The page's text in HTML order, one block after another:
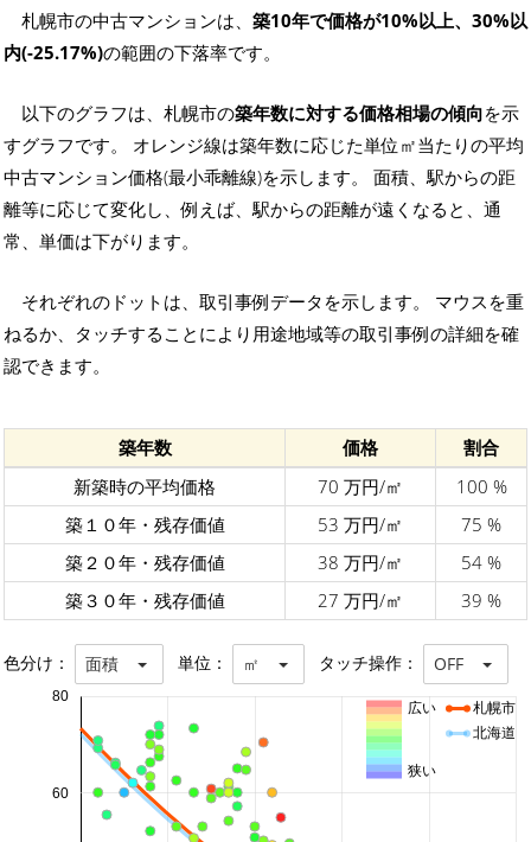
札幌市の中古マンションは、 築10年で価格が10%以上、30%以
内(-25.17%)の範囲の下落率です。
以下のグラフは、札幌市の築年数に対する価格相場の傾向を示
すグラフです。 オレンジ線は築年数に応じた単位㎡当たりの平均
中古マンション価格(最小乖離線)を示します。 面積、駅からの距
離等に応じて変化し、例えば、駅からの距離が遠くなると、通
常、単価は下がります。
それぞれのドットは、取引事例データを示します。 マウスを重
ねるか、タッチすることにより用途地域等の取引事例の詳細を確
認できます。
築年数 価格
割合
新築時の平均価格
70 万円/㎡
100 %
築１０年・残存価値
53 万円/㎡
75 %
築２０年・残存価値
38 万円/㎡
54 %
築３０年・残存価値
27 万円/㎡ 39 %
色分け： 面積 単位： ㎡ タッチ操作： OFF
60
80
札幌市
北海道
広い
狭い